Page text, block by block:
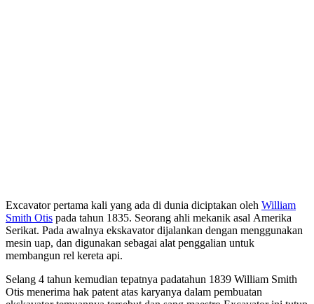
Excavator pertama kali yang ada di dunia diciptakan oleh William
Smith Otis pada tahun 1835. Seorang ahli mekanik asal Amerika
Serikat. Pada awalnya ekskavator dijalankan dengan menggunakan
mesin uap, dan digunakan sebagai alat penggalian untuk
membangun rel kereta api.
Selang 4 tahun kemudian tepatnya padatahun 1839 William Smith
Otis menerima hak patent atas karyanya dalam pembuatan